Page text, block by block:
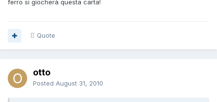
ferro si giocherà questa carta!
Quote
otto
Posted August 31, 2010